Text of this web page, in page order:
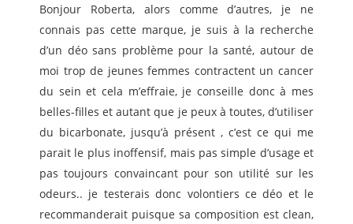
Bonjour Roberta, alors comme d’autres, je ne
connais pas cette marque, je suis à la recherche
d’un déo sans problème pour la santé, autour de
moi trop de jeunes femmes contractent un cancer
du sein et cela m’effraie, je conseille donc à mes
belles-filles et autant que je peux à toutes, d’utiliser
du bicarbonate, jusqu’à présent , c’est ce qui me
parait le plus inoffensif, mais pas simple d’usage et
pas toujours convaincant pour son utilité sur les
odeurs.. je testerais donc volontiers ce déo et le
recommanderait puisque sa composition est clean,